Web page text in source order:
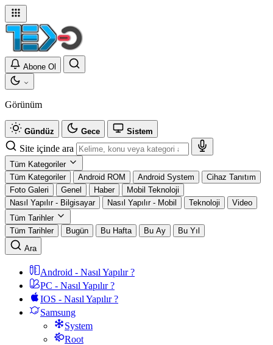
Abone Ol
Görünüm
Gündüz Gece Sistem
Site içinde ara
Tüm Kategoriler
Tüm Kategoriler
Android ROM Android System
Cihaz Tanıtım
Foto Galeri
Genel Haber
Mobil Teknoloji
Nasıl Yapılır - Bilgisayar
Nasıl Yapılır - Mobil Teknoloji
Video
Tüm Tarihler
Tüm Tarihler
Bugün Bu Hafta Bu Ay
Bu Yıl
Ara
Android - Nasıl Yapılır ?
PC - Nasıl Yapılır ?
IOS - Nasıl Yapılır ?
Samsung
System
Root